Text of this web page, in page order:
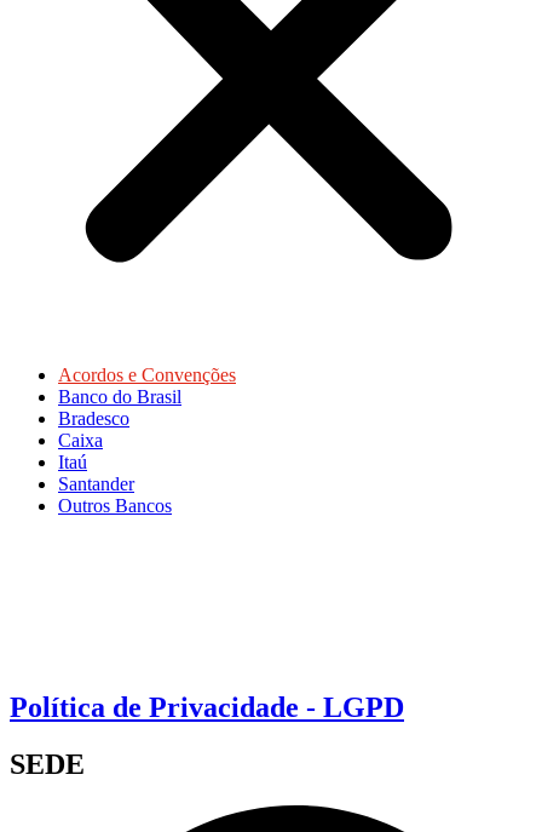
Acordos e Convenções
Banco do Brasil
Bradesco
Caixa
Itaú
Santander
Outros Bancos
Política de Privacidade - LGPD
SEDE